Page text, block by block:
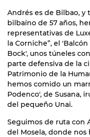
Andrés es de Bilbao, y
bilbaíno de 57 años,
representativas de
la Corniche”, el
Bock', unos túneles
parte defensiva de la
Patrimonio de la
hemos comido un
Podenco', de Susana,
del pequeño Unai.
Seguimos de ruta con
del Mosela, donde